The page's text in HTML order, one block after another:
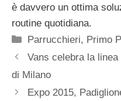
è davvero un ottima
routine quotidiana.
Categorie
Parrucchieri, Primo
Vans celebra la
di Milano
Expo 2015,